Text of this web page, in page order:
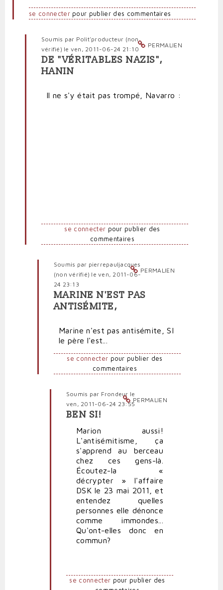
se connecterpour publier des commentaires
PERMALIEN
Soumis par Polit'producteur (non
vérifié) le ven, 2011-06-24 21:10
En
réponse
Un
DE "VÉRITABLES NAZIS",
HANIN
Il ne s'y était pas trompé, Navarro :
se connecter pour publier des
commentaires
PERMALIEN
Soumis par pierrepauljacques
(non vérifié) le ven, 2011-06-
24 23:13
En
réponse
De
"véritables
Hanin
MARINE N'EST PAS
ANTISÉMITE,
Marine n'est pas antisémite, SI
le père l'est...
se connecter pour publier des
commentaires
PERMALIEN
Soumis par Frondeur le
ven, 2011-06-24 23:55
En
réponse
Marine
n'est
antisémite,
pierrepauljacques
(non
vérifié)
BEN SI!
Marion aussi!
L'antisémitisme, ça
s'apprend au berceau
chez ces gens-là.
Écoutez-la «
décrypter » l'affaire
DSK le 23 mai 2011, et
entendez quelles
personnes elle dénonce
comme immondes...
Qu'ont-elles donc en
commun?
se connecter pour publier des